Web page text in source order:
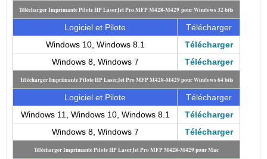
Télécharger Imprimante Pilote HP LaserJet Pro MFP M428-M429 pour Windows 32 bits
Logiciel et Pilote
Télécharger
Windows 10, Windows 8.1
Télécharger
Windows 8, Windows 7
Télécharger
Télécharger Imprimante Pilote HP LaserJet Pro MFP M428-M429 pour Windows 64 bits
Logiciel et Pilote
Télécharger
Windows 11, Windows 10, Windows 8.1
Télécharger
Windows 8, Windows 7
Télécharger
Télécharger Imprimante Pilote HP LaserJet Pro MFP M428-M429 pour Mac